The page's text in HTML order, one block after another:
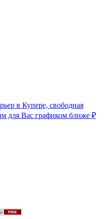
в Купере, свободная
для Вас графиком ближе ₽